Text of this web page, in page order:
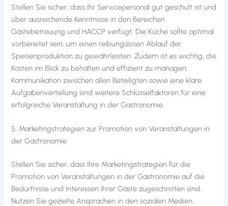
Stellen Sie sicher, dass Ihr Servicepersonal gut geschult ist und
über ausreichende Kenntnisse in den Bereichen
Gästebetreuung und HACCP verfügt. Die Küche sollte optimal
vorbereitet sein, um einen reibungslosen Ablauf der
Speisenproduktion zu gewährleisten. Zudem ist es wichtig, die
Kosten im Blick zu behalten und effizient zu managen.
Kommunikation zwischen allen Beteiligten sowie eine klare
Aufgabenverteilung sind weitere Schlüsselfaktoren für eine
erfolgreiche Veranstaltung in der Gastronomie.
5. Marketingstrategien zur Promotion von Veranstaltungen in
der Gastronomie
Stellen Sie sicher, dass Ihre Marketingstrategien für die
Promotion von Veranstaltungen in der Gastronomie auf die
Bedürfnisse und Interessen Ihrer Gäste zugeschnitten sind.
Nutzen Sie gezielte Ansprachen in den sozialen Medien,